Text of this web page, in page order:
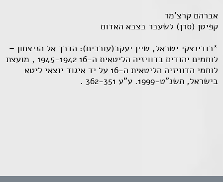
אברהם קרצ'מר
קפיטן (סרן) לשעבר בצבא האדום
*רודינצקי ישראל, שיין יעקב(עורכים): הדרך אל הניצחון –
לוחמים יהודים בדוויזיה הליטאית ה-16 1945-1942 , מועצת
לוחמי הדוויזיה הליטאית ה-16 על יד איגוד יוצאי ליטא
בישראל, תשנ"ט-1999. ע"ע 362-351 .